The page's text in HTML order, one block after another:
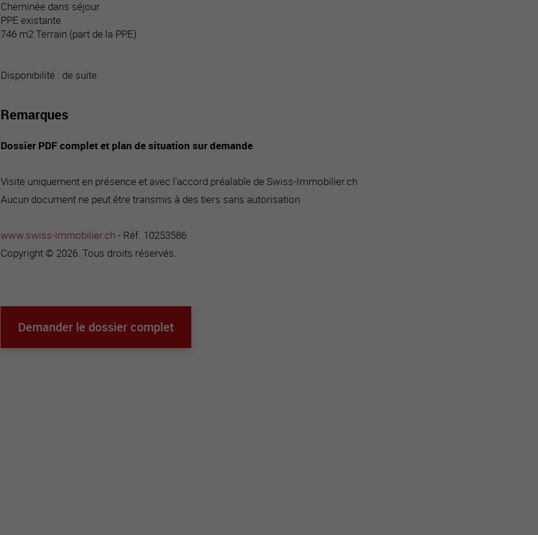
Cheminée dans séjour
PPE existante
746 m2 Terrain (part de la PPE)
Disponibilité : de suite
Remarques
Dossier PDF complet et plan de situation sur demande
Visite uniquement en présence et avec l'accord préalable de Swiss-Immobilier.ch
Aucun document ne peut être transmis à des tiers sans autorisation
www.swiss-immobilier.ch - Réf. 10253586
Copyright © 2026. Tous droits réservés.
Demander le dossier complet